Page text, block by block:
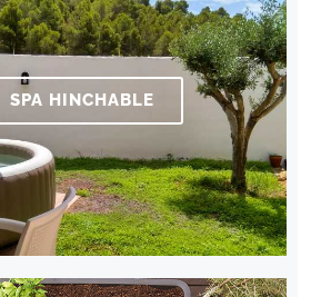
SPA HINCHABLE